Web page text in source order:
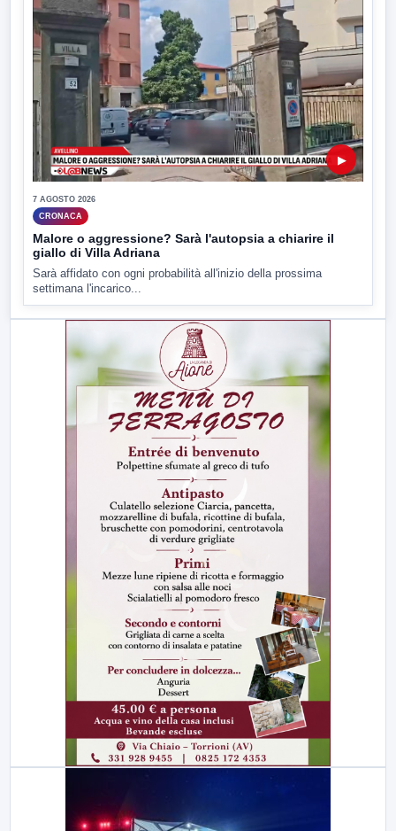
▶
7 AGOSTO 2026
CRONACA
Malore o aggressione? Sarà l'autopsia a chiarire il
giallo di Villa Adriana
Sarà affidato con ogni probabilità all'inizio della prossima
settimana l'incarico...